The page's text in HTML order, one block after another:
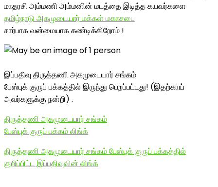
மாதரசி அம்மணி அம்மனின் மடத்தை இடித்த கயவர்களை
தமிழ்நாடு அகமுடையார் மக்கள் மகாசபை
சார்பாக வன்மையாக கண்டிக்கிறோம் !
இப்பதிவு திருத்தணி அகமுடையார் சங்கம்
பேஸ்புக் குருப் பக்கத்தில் இருந்து பெறப்பட்டது! (இதற்காய்
அவர்களுக்கு நன்றி) .
திருத்தணி அகமுடையார் சங்கம்
பேஸ்புக் குருப் பக்கம் லிங்க்
திருத்தணி அகமுடையார் சங்கம் பேஸ்புக் குருப் பக்கத்தில்
குறிப்பிட்ட இப்பதிவுவின் லிங்க்